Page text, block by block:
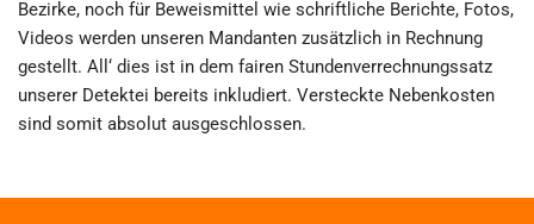
Bezirke, noch für Beweismittel wie schriftliche Berichte, Fotos,
Videos werden unseren Mandanten zusätzlich in Rechnung
gestellt. All‘ dies ist in dem fairen Stundenverrechnungssatz
unserer Detektei bereits inkludiert. Versteckte Nebenkosten
sind somit absolut ausgeschlossen.